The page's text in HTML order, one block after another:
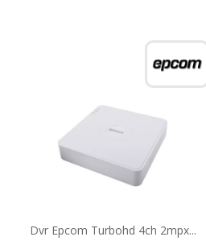
Dvr Epcom Turbohd 4ch 2mpx...